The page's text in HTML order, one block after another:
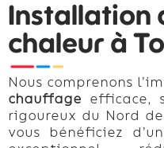
Installation
chaleur à
Nous comprenons
chauffage efficace,
rigoureux du Nord
vous bénéficiez